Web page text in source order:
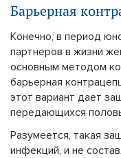
Барьерная
Конечно, в период
партнеров в жизни
основным методом
барьерная
этот вариант дает
передающихся
Разумеется, такая
инфекций, и не